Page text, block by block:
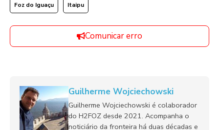
Foz do Iguaçu Itaipu
Comunicar erro
Guilherme Wojciechowski
Guilherme Wojciechowski é colaborador
do H2FOZ desde 2021. Acompanha o
noticiário da fronteira há duas décadas e